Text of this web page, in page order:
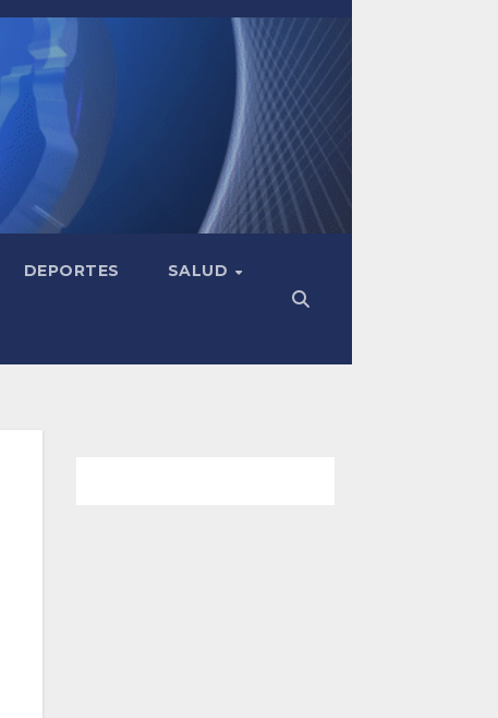
DEPORTES SALUD